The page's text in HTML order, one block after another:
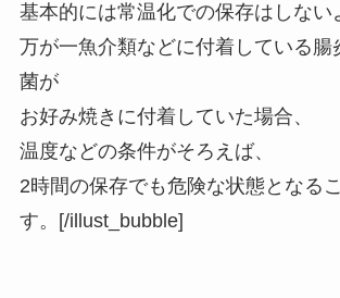
基本的には常温化での保存はしない
万が一魚介類などに付着している腸
菌が
お好み焼きに付着していた場合、
温度などの条件がそろえば、
2時間の保存でも危険な状態となる
す。[/illust_bubble]